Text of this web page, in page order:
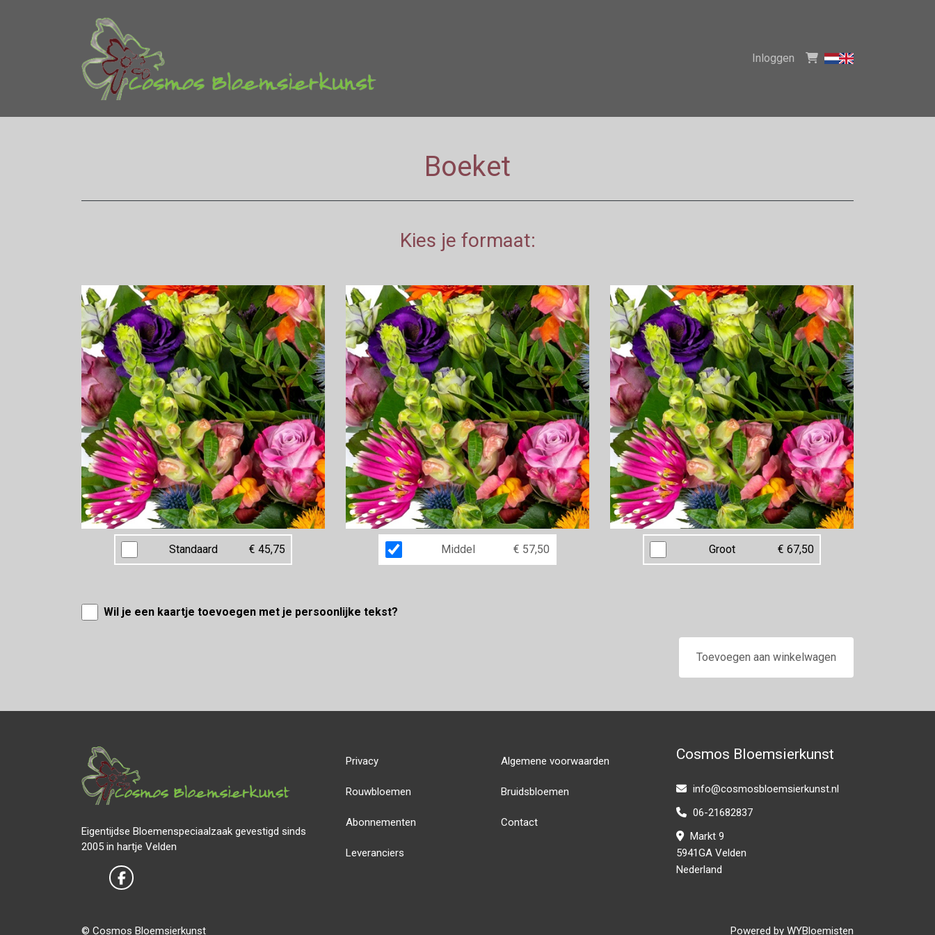
Inloggen
Boeket
Kies je formaat:
Standaard € 45,75 Middel € 57,50 Groot € 67,50
Wil je een kaartje toevoegen met je persoonlijke tekst?
Toevoegen aan winkelwagen
Eigentijdse Bloemenspeciaalzaak gevestigd sinds
2005 in hartje Velden
Privacy Algemene voorwaarden
Rouwbloemen Bruidsbloemen
Abonnementen Contact
Leveranciers
Cosmos Bloemsierkunst
info@cosmosbloemsierkunst.nl
06-21682837
Markt 9
5941GA Velden
Nederland
© Cosmos Bloemsierkunst Powered by WYBloemisten